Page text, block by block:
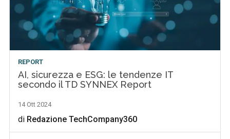
REPORT
AI, sicurezza e ESG: le tendenze IT
secondo il TD SYNNEX Report
14 Ott 2024
di Redazione TechCompany360